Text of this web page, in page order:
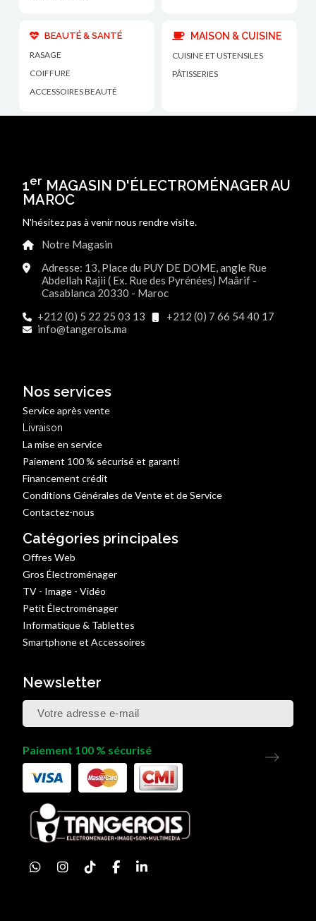
BEAUTÉ & SANTÉ
RASAGE
COIFFURE
ACCESSOIRES BEAUTÉ
MAISON & CUISINE
CUISINE ET USTENSILES
PÂTISSERIES
1er MAGASIN D'ÉLECTROMÉNAGER AU
MAROC
N'hésitez pas à venir nous rendre visite.
Notre Magasin
Adresse: 13, Place du PUY DE DOME, angle Rue
Abdellah Rajii ( Ex. Rue des Pyrénées) Maârif -
Casablanca 20330 - Maroc
+212 (0) 5 22 25 03 13
+212 (0) 7 66 54 40 17
info@tangerois.ma
Nos services
Service après vente
Livraison
La mise en service
Paiement 100 % sécurisé et garanti
Financement crédit
Conditions Générales de Vente et de Service
Contactez-nous
Catégories principales
Offres Web
Gros Électroménager
TV - Image - Vidéo
Petit Électroménager
Informatique & Tablettes
Smartphone et Accessoires
Newsletter
Paiement 100 % sécurisé